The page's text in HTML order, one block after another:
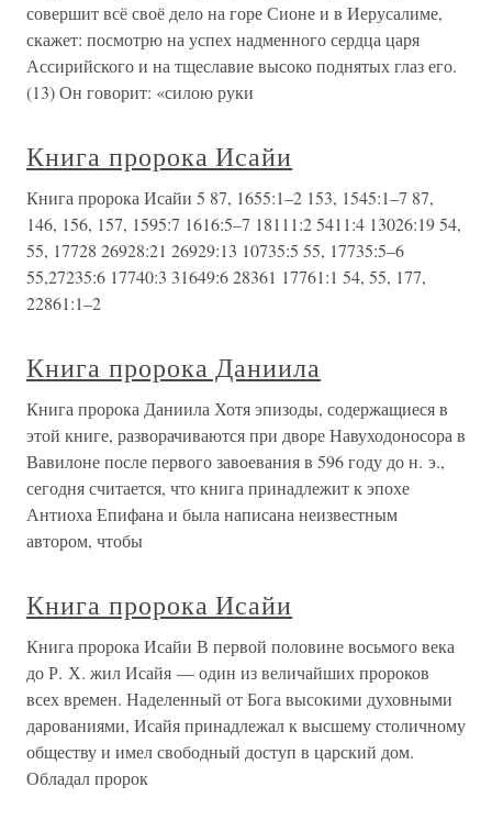
совершит всё своё дело на горе Сионе и в Иерусалиме,
скажет: посмотрю на успех надменного сердца царя
Ассирийского и на тщеславие высоко поднятых глаз его.
(13) Он говорит: «силою руки
Книга пророка Исайи
Книга пророка Исайи 5 87, 1655:1–2 153, 1545:1–7 87,
146, 156, 157, 1595:7 1616:5–7 18111:2 5411:4 13026:19 54,
55, 17728 26928:21 26929:13 10735:5 55, 17735:5–6
55,27235:6 17740:3 31649:6 28361 17761:1 54, 55, 177,
22861:1–2
Книга пророка Даниила
Книга пророка Даниила Хотя эпизоды, содержащиеся в
этой книге, разворачиваются при дворе Навуходоносора в
Вавилоне после первого завоевания в 596 году до н. э.,
сегодня считается, что книга принадлежит к эпохе
Антиоха Епифана и была написана неизвестным
автором, чтобы
Книга пророка Исайи
Книга пророка Исайи В первой половине восьмого века
до Р. Х. жил Исайя — один из величайших пророков
всех времен. Наделенный от Бога высокими духовными
дарованиями, Исайя принадлежал к высшему столичному
обществу и имел свободный доступ в царский дом.
Обладал пророк